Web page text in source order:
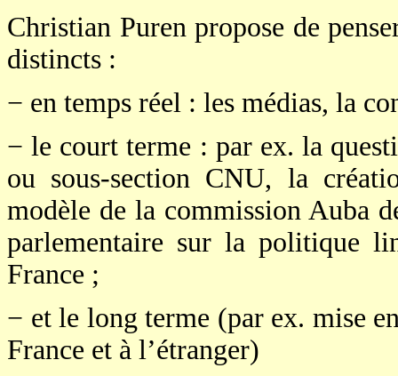
Christian Puren propose de
distincts :
− en temps réel : les médias, la
− le court terme : par ex. la
ou sous-section CNU, la
modèle de la commission Auba
parlementaire sur la politique
France ;
− et le long terme (par ex. mise
France et à l’étranger)